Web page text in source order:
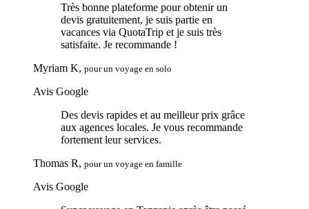
Très bonne plateforme pour obtenir un
devis gratuitement, je suis partie en
vacances via QuotaTrip et je suis très
satisfaite. Je recommande !
Myriam K, pour un voyage en solo
Avis Google
Des devis rapides et au meilleur prix grâce
aux agences locales. Je vous recommande
fortement leur services.
Thomas R, pour un voyage en famille
Avis Google